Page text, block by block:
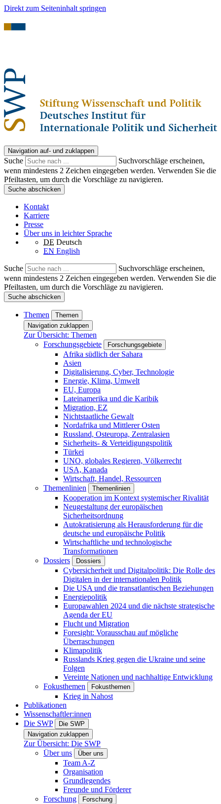
Direkt zum Seiteninhalt springen
Navigation auf- und zuklappen
Suche
Suchvorschläge erscheinen,
wenn mindestens 2 Zeichen eingegeben werden. Verwenden Sie die
Pfeiltasten, um durch die Vorschläge zu navigieren.
Suche abschicken
Kontakt
Karriere
Presse
Über uns in leichter Sprache
DE Deutsch
EN English
Suche
Suchvorschläge erscheinen,
wenn mindestens 2 Zeichen eingegeben werden. Verwenden Sie die
Pfeiltasten, um durch die Vorschläge zu navigieren.
Suche abschicken
Themen
Themen
Navigation zuklappen
Zur Übersicht: Themen
Forschungsgebiete
Forschungsgebiete
Afrika südlich der Sahara
Asien
Digitalisierung, Cyber, Technologie
Energie, Klima, Umwelt
EU, Europa
Lateinamerika und die Karibik
Migration, EZ
Nichtstaatliche Gewalt
Nordafrika und Mittlerer Osten
Russland, Osteuropa, Zentralasien
Sicherheits- & Verteidigungspolitik
Türkei
UNO, globales Regieren, Völkerrecht
USA, Kanada
Wirtschaft, Handel, Ressourcen
Themenlinien
Themenlinien
Kooperation im Kontext systemischer Rivalität
Neugestaltung der europäischen
Sicherheitsordnung
Autokratisierung als Herausforderung für die
deutsche und europäische Politik
Wirtschaftliche und technologische
Transformationen
Dossiers
Dossiers
Cybersicherheit und Digitalpolitik: Die Rolle des
Digitalen in der internationalen Politik
Die USA und die transatlantischen Beziehungen
Energiepolitik
Europawahlen 2024 und die nächste strategische
Agenda der EU
Flucht und Migration
Foresight: Vorausschau auf mögliche
Überraschungen
Klimapolitik
Russlands Krieg gegen die Ukraine und seine
Folgen
Vereinte Nationen und nachhaltige Entwicklung
Fokusthemen
Fokusthemen
Krieg in Nahost
Publikationen
Wissenschaftler:innen
Die SWP
Die SWP
Navigation zuklappen
Zur Übersicht: Die SWP
Über uns
Über uns
Team A-Z
Organisation
Grundlegendes
Freunde und Förderer
Forschung
Forschung